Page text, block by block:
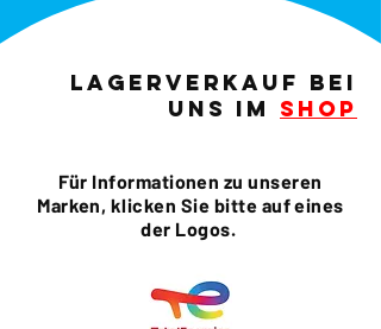
LAGERVERKAUF bei
uns im shoP
Für Informationen zu unseren
Marken, klicken Sie bitte auf eines
der Logos.